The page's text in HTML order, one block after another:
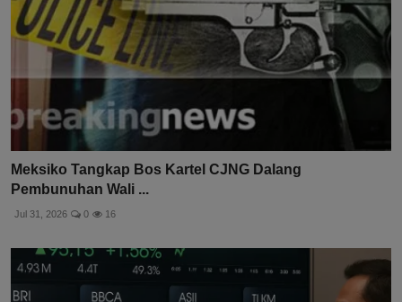
Meksiko Tangkap Bos Kartel CJNG Dalang
Pembunuhan Wali ...
Jul 31, 2026 0 16